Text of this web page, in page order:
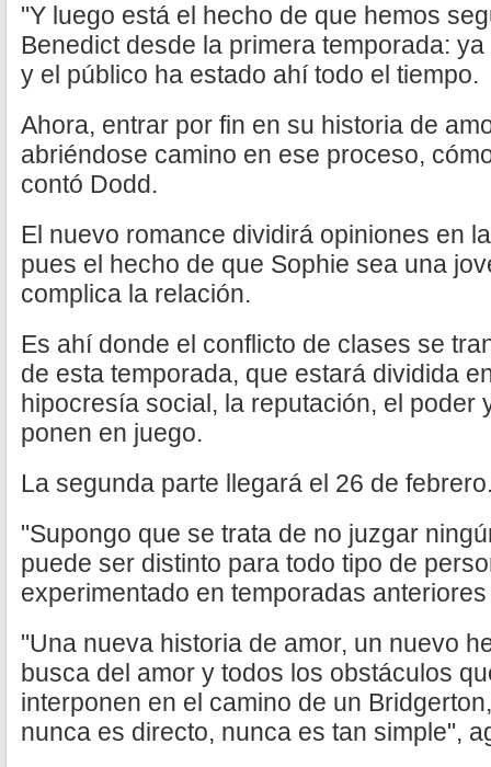
"Y luego está el hecho de que hemos
Benedict desde la primera temporada:
y el público ha estado ahí todo el tiempo.
Ahora, entrar por fin en su historia de
abriéndose camino en ese proceso,
contó Dodd.
El nuevo romance dividirá opiniones en
pues el hecho de que Sophie sea una
complica la relación.
Es ahí donde el conflicto de clases se
de esta temporada, que estará dividida
hipocresía social, la reputación, el poder
ponen en juego.
La segunda parte llegará el 26 de
"Supongo que se trata de no juzgar
puede ser distinto para todo tipo de
experimentado en temporadas
"Una nueva historia de amor, un nuevo
busca del amor y todos los obstáculos
interponen en el camino de un
nunca es directo, nunca es tan simple",